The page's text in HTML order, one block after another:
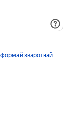
формай зваротнай